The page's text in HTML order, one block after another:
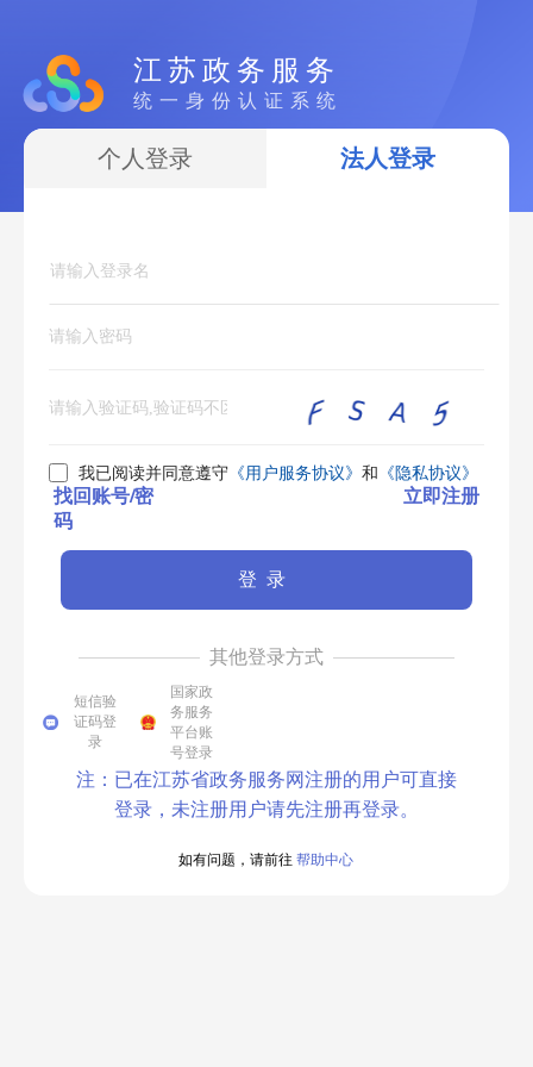
江苏政务服务
统一身份认证系统
个人登录 法人登录
我已阅读并同意遵守《用户服务协议》 和 《隐私协议》
找回账号/密
码
立即注册
登录
其他登录方式
短信验
证码登
录
国家政
务服务
平台账
号登录
注：已在江苏省政务服务网注册的用户可直接
登录，未注册用户请先注册再登录。
如有问题，请前往 帮助中心